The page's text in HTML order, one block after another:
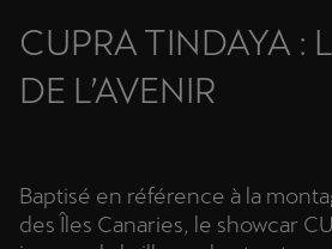
CUPRA TINDAYA :
DE L’AVENIR
Baptisé en référence à la
des Îles Canaries, le showcar